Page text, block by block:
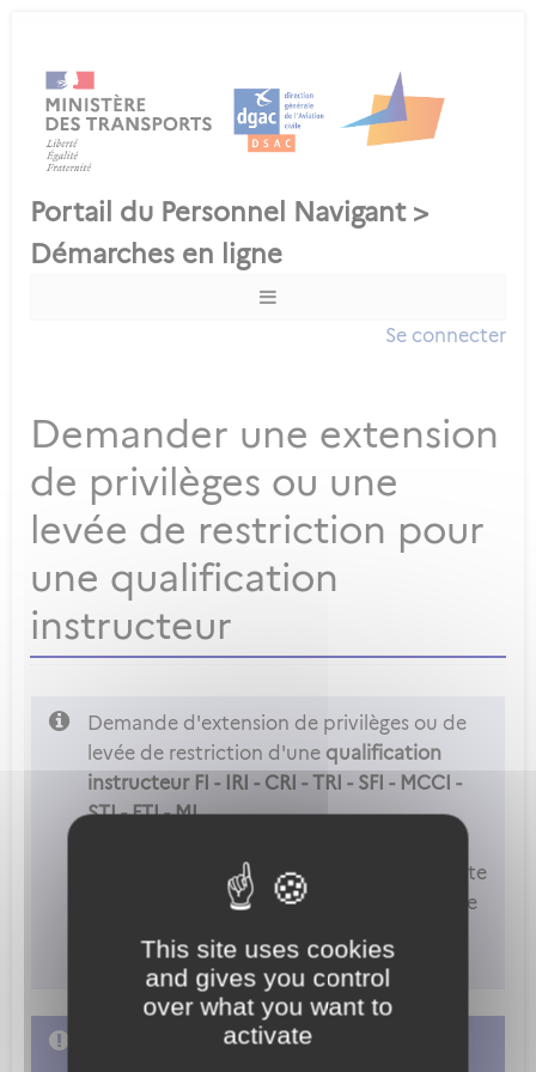
This site uses cookies
and gives you control
over what you want to
activate
Se connecter
Demander une extension
de privilèges ou une
levée de restriction pour
une qualification
instructeur
Demande d'extension de privilèges ou de
levée de restriction d'une qualification
instructeur FI - IRI - CRI - TRI - SFI - MCCI -
STI - FTI - MI.
: Vous ne pouvez accéder à cette
démarche que si vous êtes déclaré comme
paramètres de votre compte.
L'accès à cette démarche ne vous est pas